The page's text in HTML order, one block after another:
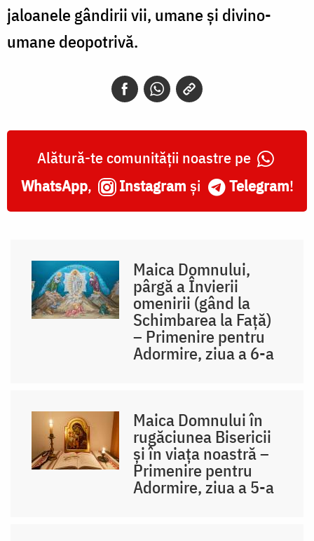
jaloanele gândirii vii, umane și divino-
umane deopotrivă.
Alătură-te comunității noastre pe
WhatsApp, Instagram și Telegram!
Maica Domnului,
pârgă a Învierii
omenirii (gând la
Schimbarea la Față)
– Primenire pentru
Adormire, ziua a 6-a
Maica Domnului în
rugăciunea Bisericii
și în viața noastră –
Primenire pentru
Adormire, ziua a 5-a